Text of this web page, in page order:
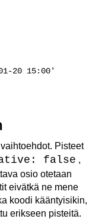
20 15:00'
Pisteet
false ,
osio otetaan
eivätkä ne mene
koodi kääntyisikin,
erikseen pisteitä.